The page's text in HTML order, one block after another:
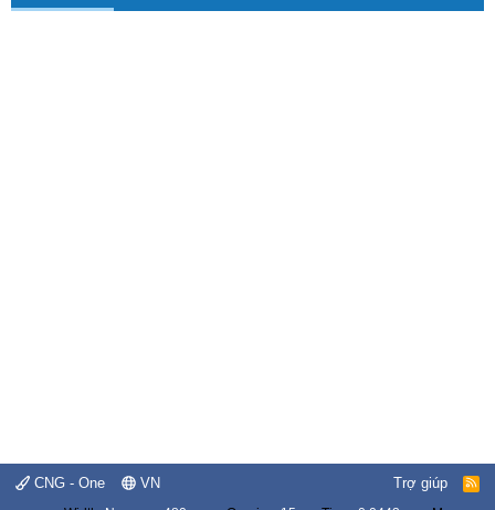
CNG - One VN Trợ giúp
R